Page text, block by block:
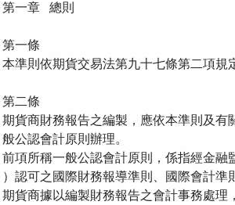
第一章 總則
第一條
本準則依期貨交易法第九十七條第二項規
第二條
期貨商財務報告之編製，應依本準則及有
般公認會計原則辦理。
前項所稱一般公認會計原則，係指經金融
）認可之國際財務報導準則、國際會計準
期貨商據以編製財務報告之會計事務處理